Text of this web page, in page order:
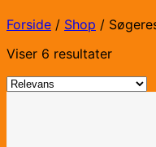
Forside / Shop /
Viser 6 resultaterSorteret